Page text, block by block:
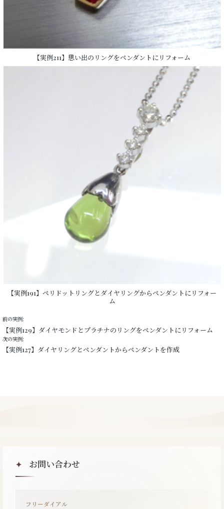
【実例211】思い出のリングをペンダントにリフォーム
【実例191】ペリドットリングとダイヤリングからペンダントにリフォー
ム
前の実例:
【実例129】ダイヤモンドとプラチナのリングをペンダントにリフォーム
次の実例:
【実例127】ダイヤリングとペンダントからペンダントを作成
✦ お問い合わせ
フリーダイアル